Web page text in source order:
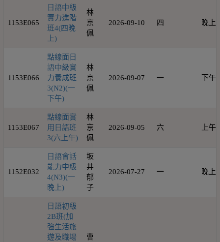
1153E065
日語中級
實力進階
班4(四晚
上)
林
京
佩
2026-09-10 四 晚上
1153E066
點線面日
語中級實
力養成班
3(N2)(一
下午)
林
京
佩
2026-09-07 一 下午
1153E067
點線面實
用日語班
3(六上午)
林
京
佩
2026-09-05 六 上午
1152E032
日語會話
能力中級
4(N3)(一
晚上)
坂
井
郁
子
2026-07-27 一 晚上
日語初級
2B班(加
強生活旅
遊及職場
曹